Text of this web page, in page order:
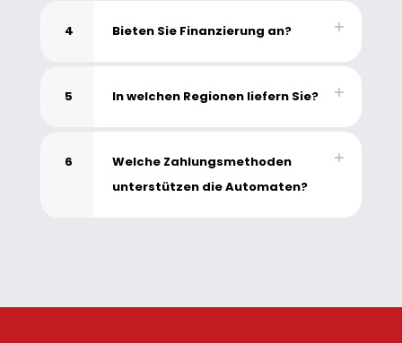
4 Bieten Sie Finanzierung an?
5 In welchen Regionen liefern Sie?
6
Welche Zahlungsmethoden
unterstützen die Automaten?